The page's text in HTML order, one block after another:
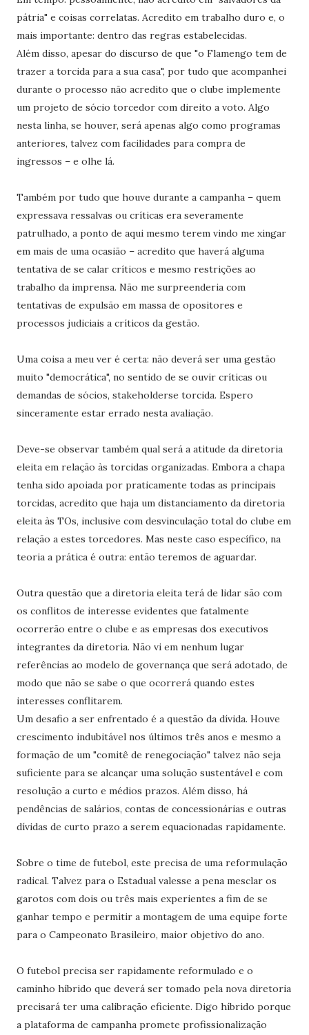
pátria" e coisas correlatas. Acredito em trabalho duro e, o
mais importante: dentro das regras estabelecidas.
Além disso, apesar do discurso de que "o Flamengo tem de
trazer a torcida para a sua casa", por tudo que acompanhei
durante o processo não acredito que o clube implemente
um projeto de sócio torcedor com direito a voto. Algo
nesta linha, se houver, será apenas algo como programas
anteriores, talvez com facilidades para compra de
ingressos – e olhe lá.
Também por tudo que houve durante a campanha – quem
expressava ressalvas ou críticas era severamente
patrulhado, a ponto de aqui mesmo terem vindo me xingar
em mais de uma ocasião – acredito que haverá alguma
tentativa de se calar críticos e mesmo restrições ao
trabalho da imprensa. Não me surpreenderia com
tentativas de expulsão em massa de opositores e
processos judiciais a críticos da gestão.
Uma coisa a meu ver é certa: não deverá ser uma gestão
muito "democrática", no sentido de se ouvir críticas ou
demandas de sócios, stakeholderse torcida. Espero
sinceramente estar errado nesta avaliação.
Deve-se observar também qual será a atitude da diretoria
eleita em relação às torcidas organizadas. Embora a chapa
tenha sido apoiada por praticamente todas as principais
torcidas, acredito que haja um distanciamento da diretoria
eleita às TOs, inclusive com desvinculação total do clube em
relação a estes torcedores. Mas neste caso específico, na
teoria a prática é outra: então teremos de aguardar.
Outra questão que a diretoria eleita terá de lidar são com
os conflitos de interesse evidentes que fatalmente
ocorrerão entre o clube e as empresas dos executivos
integrantes da diretoria. Não vi em nenhum lugar
referências ao modelo de governança que será adotado, de
modo que não se sabe o que ocorrerá quando estes
interesses conflitarem.
Um desafio a ser enfrentado é a questão da dívida. Houve
crescimento indubitável nos últimos três anos e mesmo a
formação de um "comitê de renegociação" talvez não seja
suficiente para se alcançar uma solução sustentável e com
resolução a curto e médios prazos. Além disso, há
pendências de salários, contas de concessionárias e outras
dívidas de curto prazo a serem equacionadas rapidamente.
Sobre o time de futebol, este precisa de uma reformulação
radical. Talvez para o Estadual valesse a pena mesclar os
garotos com dois ou três mais experientes a fim de se
ganhar tempo e permitir a montagem de uma equipe forte
para o Campeonato Brasileiro, maior objetivo do ano.
O futebol precisa ser rapidamente reformulado e o
caminho híbrido que deverá ser tomado pela nova diretoria
precisará ter uma calibração eficiente. Digo híbrido porque
a plataforma de campanha promete profissionalização